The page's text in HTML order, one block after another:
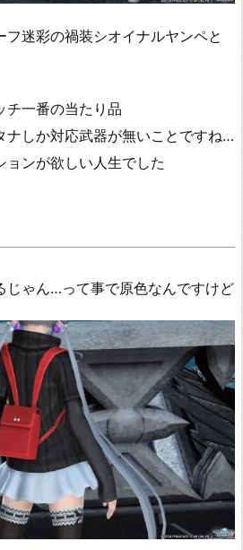
迷彩の禍装シオイナルヤンペと
チ一番の当たり品
ナしか対応武器が無いことですね…
ョンが欲しい人生でした
じゃん…って事で原色なんですけど